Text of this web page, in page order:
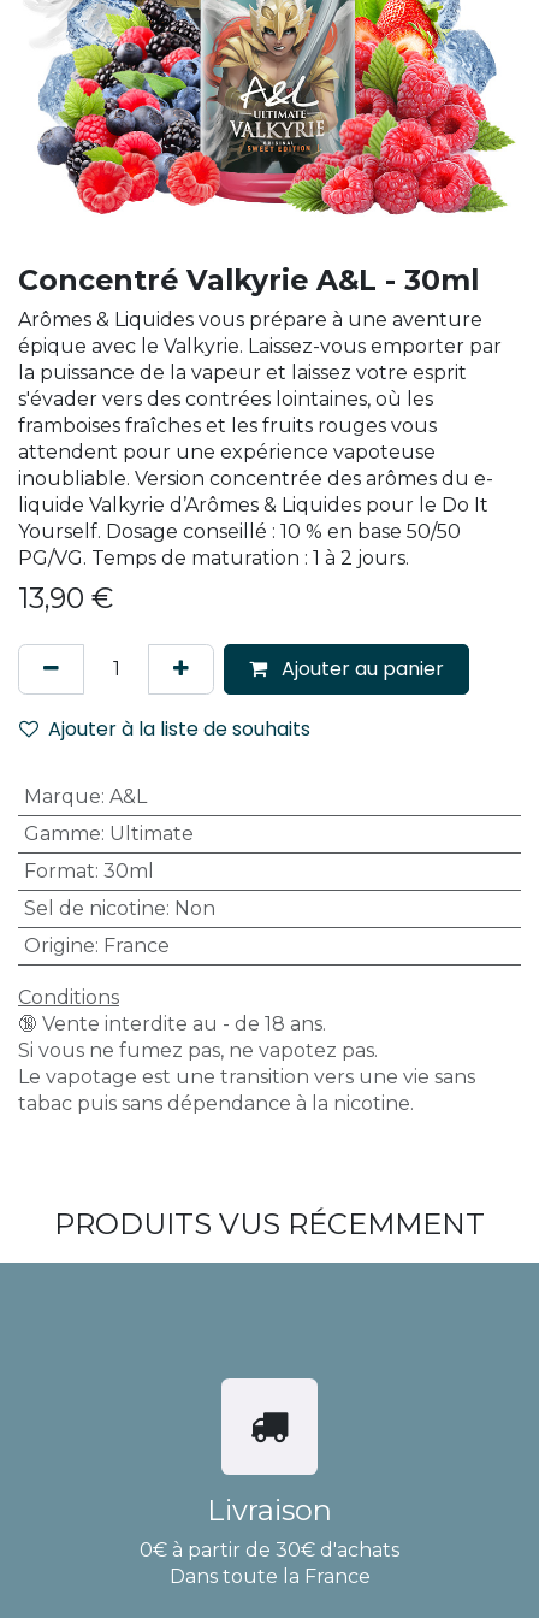
Concentré Valkyrie A&L - 30ml
Arômes & Liquides vous prépare à une aventure
épique avec le Valkyrie. Laissez-vous emporter par
la puissance de la vapeur et laissez votre esprit
s'évader vers des contrées lointaines, où les
framboises fraîches et les fruits rouges vous
attendent pour une expérience vapoteuse
inoubliable. Version concentrée des arômes du e-
liquide Valkyrie d’Arômes & Liquides pour le Do It
Yourself. Dosage conseillé : 10 % en base 50/50
PG/VG. Temps de maturation : 1 à 2 jours.
13,90 €
Ajouter au panier
Ajouter à la liste de souhaits
Marque: A&L
Gamme: Ultimate
Format: 30ml
Sel de nicotine: Non
Origine: France
Conditions
🔞 Vente interdite au - de 18 ans.
Si vous ne fumez pas, ne vapotez pas.
Le vapotage est une transition vers une vie sans
tabac puis sans dépendance à la nicotine.
PRODUITS VUS RÉCEMMENT
Livraison
0€ à partir de 30€ d'achats
Dans toute la France